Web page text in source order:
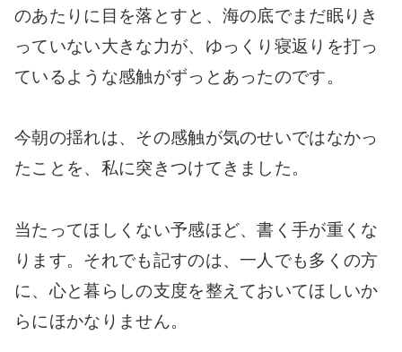
のあたりに目を落とすと、海の底でまだ眠りき
っていない大きな力が、ゆっくり寝返りを打っ
ているような感触がずっとあったのです。
今朝の揺れは、その感触が気のせいではなかっ
たことを、私に突きつけてきました。
当たってほしくない予感ほど、書く手が重くな
ります。それでも記すのは、一人でも多くの方
に、心と暮らしの支度を整えておいてほしいか
らにほかなりません。